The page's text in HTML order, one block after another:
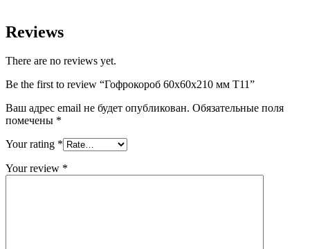
Reviews
There are no reviews yet.
Be the first to review “Гофрокороб 60х60х210 мм Т11”
Ваш адрес email не будет опубликован. Обязательные поля
помечены *
Your rating *
Your review *